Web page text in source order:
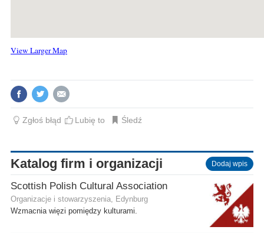
View Larger Map
Zgłoś błąd Lubię to Śledź
Katalog firm i organizacji Dodaj wpis
Scottish Polish Cultural Association
Organizacje i stowarzyszenia, Edynburg
Wzmacnia więzi pomiędzy kulturami.